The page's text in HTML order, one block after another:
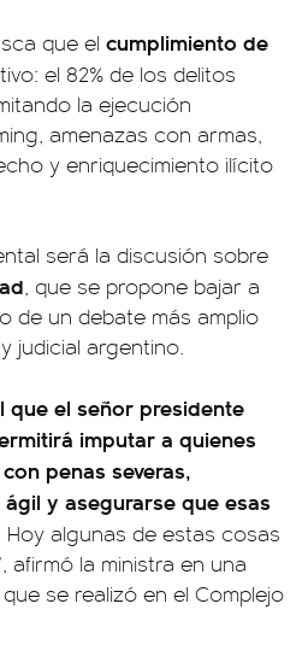
que el cumplimiento de
el 82% de los delitos
la ejecución
amenazas con armas,
y enriquecimiento ilícito
será la discusión sobre
, que se propone bajar a
de un debate más amplio
judicial argentino.
que el señor presidente
imputar a quienes
penas severas,
y asegurarse que esas
Hoy algunas de estas cosas
afirmó la ministra en una
se realizó en el Complejo